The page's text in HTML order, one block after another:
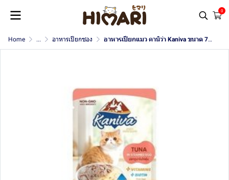
0
Home ... อาหารเปียกซอง อาหารเปียกแมว คานิว่า Kaniva ขนาด 70 กรัม (สูตรไข่ตุ๋น)